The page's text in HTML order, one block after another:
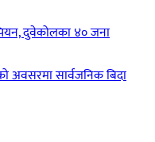
दुवेकोलका ४० जना
अवसरमा सार्वजनिक बिदा